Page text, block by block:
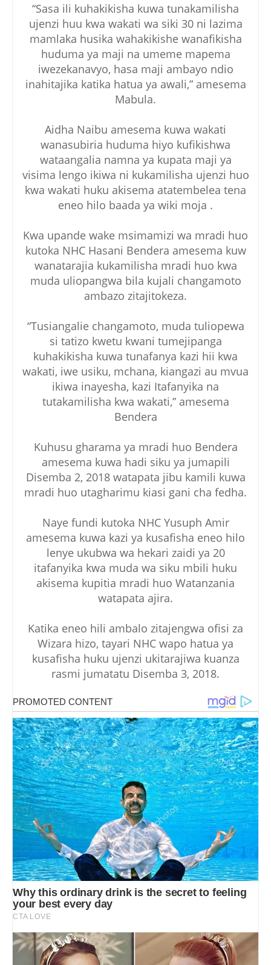
“Sasa ili kuhakikisha kuwa tunakamilisha
ujenzi huu kwa wakati wa siki 30 ni lazima
mamlaka husika wahakikishe wanafikisha
huduma ya maji na umeme mapema
iwezekanavyo, hasa maji ambayo ndio
inahitajika katika hatua ya awali,” amesema
Mabula.
Aidha Naibu amesema kuwa wakati
wanasubiria huduma hiyo kufikishwa
wataangalia namna ya kupata maji ya
visima lengo ikiwa ni kukamilisha ujenzi huo
kwa wakati huku akisema atatembelea tena
eneo hilo baada ya wiki moja .
Kwa upande wake msimamizi wa mradi huo
kutoka NHC Hasani Bendera amesema kuw
wanatarajia kukamilisha mradi huo kwa
muda uliopangwa bila kujali changamoto
ambazo zitajitokeza.
“Tusiangalie changamoto, muda tuliopewa
si tatizo kwetu kwani tumejipanga
kuhakikisha kuwa tunafanya kazi hii kwa
wakati, iwe usiku, mchana, kiangazi au mvua
ikiwa inayesha, kazi Itafanyika na
tutakamilisha kwa wakati,” amesema
Bendera
Kuhusu gharama ya mradi huo Bendera
amesema kuwa hadi siku ya jumapili
Disemba 2, 2018 watapata jibu kamili kuwa
mradi huo utagharimu kiasi gani cha fedha.
Naye fundi kutoka NHC Yusuph Amir
amesema kuwa kazi ya kusafisha eneo hilo
lenye ukubwa wa hekari zaidi ya 20
itafanyika kwa muda wa siku mbili huku
akisema kupitia mradi huo Watanzania
watapata ajira.
Katika eneo hili ambalo zitajengwa ofisi za
Wizara hizo, tayari NHC wapo hatua ya
kusafisha huku ujenzi ukitarajiwa kuanza
rasmi jumatatu Disemba 3, 2018.